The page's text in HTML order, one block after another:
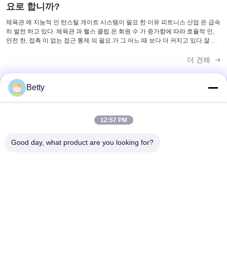
요로 합니까?
체육관 에 지능적 인 턴스틸 게이트 시스템이 필요 한 이유 피트니스 산업 은 급속
히 발전 하고 있다. 체육관 과 헬스 클럽 은 회원 수 가 증가함에 따라 효율적 인,
안전 한, 접촉 이 없는 접근 통제 의 필요 가 그 어느 때 보다 더 커지고 있다.잘 설
니다.인력 비용을 줄이고 전문적인 브랜드 이미지를 선보이며 경쟁사들과 차별화
더 견해
주소
Betty
12:57 PM
Good day, what product are you looking for?